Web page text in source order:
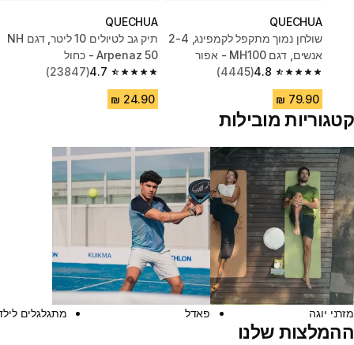
QUECHUA
שולחן נמוך מתקפל לקמפינג, 2-4
אנשים, דגם MH100 - אפור
4.8
(4445)
QUECHUA
תיק גב לטיולים 10 ליטר, דגם‏ NH
Arpenaz 50 - כחול
4.7
(23847)
קטגוריות מובילות
מזרני יוגה פאדל מתגלגלים
ההמלצות שלנו